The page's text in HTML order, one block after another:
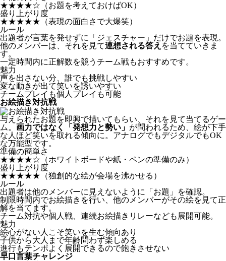
★★★★☆ （お題を考えておけばOK）
盛り上がり度
★★★★★ （表現の面白さで大爆笑）
ルール
出題者が言葉を発せずに「ジェスチャー」だけでお題を表現。
他のメンバーは、それを見て連想される答え を当てていきま
す。
一定時間内に正解数を競うチーム戦もおすすめです。
魅力
声を出さない分、誰でも挑戦しやすい
変な動きが出て笑いを誘いやすい
チームプレイも個人プレイも可能
お絵描き対抗戦
与えられたお題を即興で描いてもらい、それを見て当てるゲー
ム。 画力ではなく「発想力と勢い」 が問われるため、絵が下手
な人ほど笑いを取れる傾向に。アナログでもデジタルでもOK
な万能型です。
準備の簡単さ
★★★★☆ （ホワイトボードや紙・ペンの準備のみ）
盛り上がり度
★★★★★ （独創的な絵が会場を沸かせる）
ルール
出題者は他のメンバーに見えないように「お題」を確認。
制限時間内でお絵描きを行い、他のメンバーがその絵を見て正
解を当てます。
チーム対抗や個人戦、連続お絵描きリレーなども展開可能。
魅力
絵心がない人こそ笑いを生む傾向あり
子供から大人まで年齢問わず楽しめる
進行もテンポよく展開できるので飽きさせない
早口言葉チャレンジ